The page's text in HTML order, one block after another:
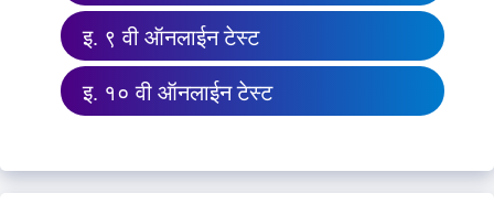
इ. ९ वी ऑनलाईन टेस्ट
इ. १० वी ऑनलाईन टेस्ट